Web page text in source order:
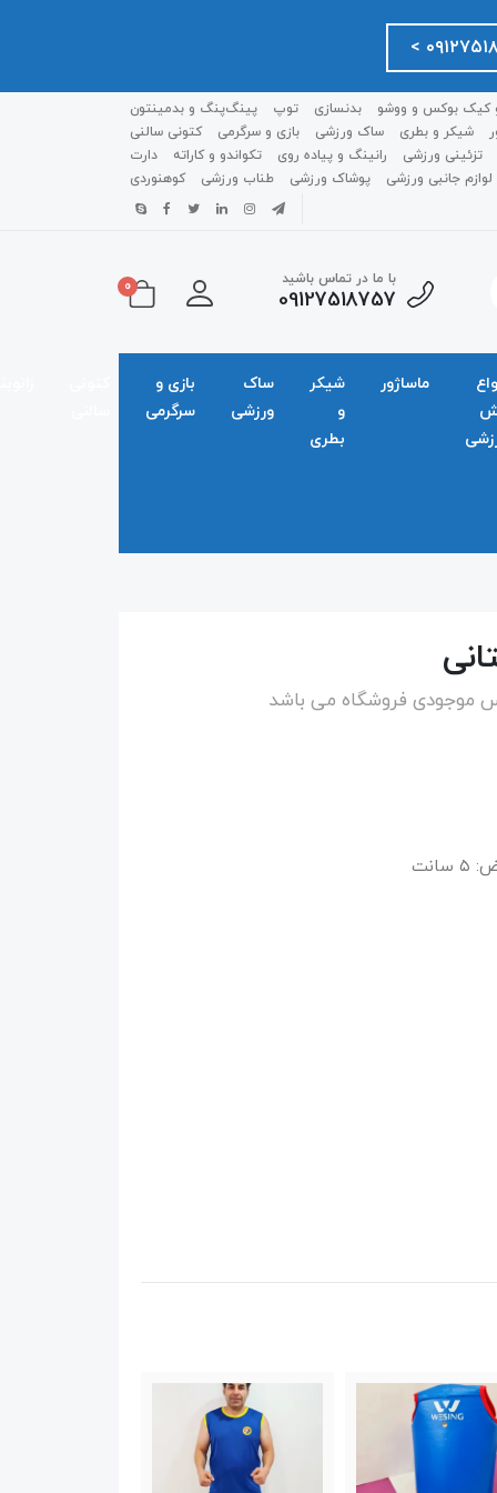
کیک بوکس و ووشو بدنسازی توپ
پینگ‌پنگ و بدمينتون
شیکر و بطری ساک ورزشی بازی و سرگرمی
کتونی سالنی
تزئینی ورزشی رانینگ و پیاده روی تکواندو و کاراته
دارت
لوازم جانبی ورزشی
پوشاک ورزشی طناب ورزشی کوهنوردی
با ما در تماس باشید
09127518757
0
ماساژور
شیکر
و
بطری
ساک
ورزشی
بازی و
سرگرمی
موجودی فروشگاه می باشد